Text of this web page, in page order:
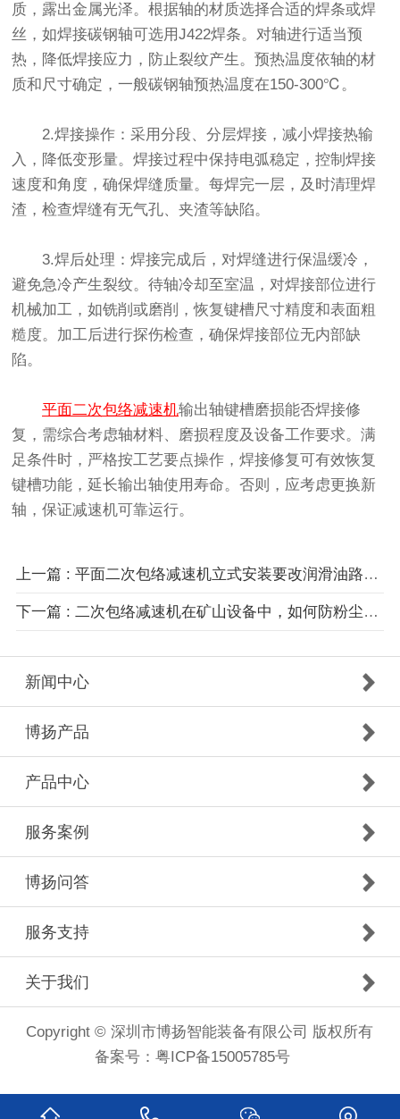
质，露出金属光泽。根据轴的材质选择合适的焊条或焊
丝，如焊接碳钢轴可选用J422焊条。对轴进行适当预
热，降低焊接应力，防止裂纹产生。预热温度依轴的材
质和尺寸确定，一般碳钢轴预热温度在150-300℃。
2.焊接操作：采用分段、分层焊接，减小焊接热输
入，降低变形量。焊接过程中保持电弧稳定，控制焊接
速度和角度，确保焊缝质量。每焊完一层，及时清理焊
渣，检查焊缝有无气孔、夹渣等缺陷。
3.焊后处理：焊接完成后，对焊缝进行保温缓冷，
避免急冷产生裂纹。待轴冷却至室温，对焊接部位进行
机械加工，如铣削或磨削，恢复键槽尺寸精度和表面粗
糙度。加工后进行探伤检查，确保焊接部位无内部缺
陷。
平面二次包络减速机输出轴键槽磨损能否焊接修
复，需综合考虑轴材料、磨损程度及设备工作要求。满
足条件时，严格按工艺要点操作，焊接修复可有效恢复
键槽功能，延长输出轴使用寿命。否则，应考虑更换新
轴，保证减速机可靠运行。
上一篇 : 平面二次包络减速机立式安装要改润滑油路吗？
下一篇 : 二次包络减速机在矿山设备中，如何防粉尘堵塞油路？
新闻中心
博扬产品
产品中心
服务案例
博扬问答
服务支持
关于我们
Copyright © 深圳市博扬智能装备有限公司 版权所有
备案号： 粤ICP备15005785号